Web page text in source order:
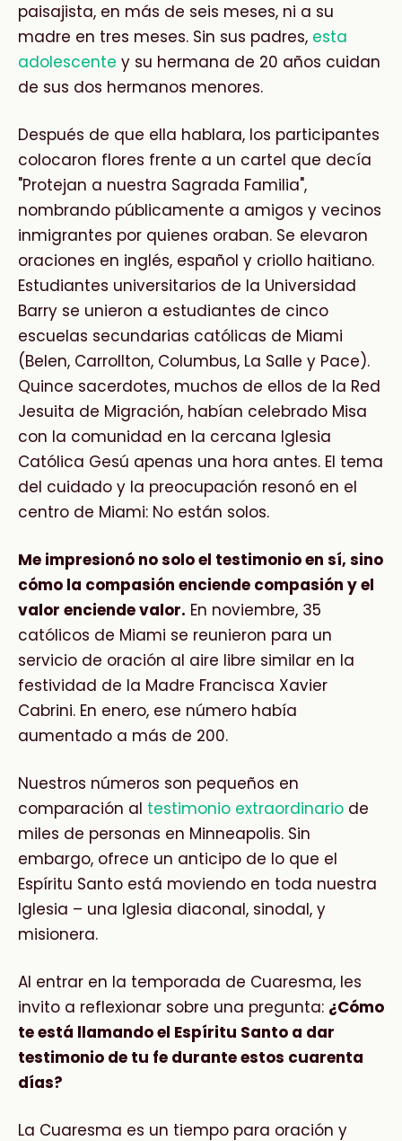
paisajista, en más de seis meses, ni a su
madre en tres meses. Sin sus padres, esta
adolescente y su hermana de 20 años cuidan
de sus dos hermanos menores.
Después de que ella hablara, los participantes
colocaron flores frente a un cartel que decía
"Protejan a nuestra Sagrada Familia",
nombrando públicamente a amigos y vecinos
inmigrantes por quienes oraban. Se elevaron
oraciones en inglés, español y criollo haitiano.
Estudiantes universitarios de la Universidad
Barry se unieron a estudiantes de cinco
escuelas secundarias católicas de Miami
(Belen, Carrollton, Columbus, La Salle y Pace).
Quince sacerdotes, muchos de ellos de la Red
Jesuita de Migración, habían celebrado Misa
con la comunidad en la cercana Iglesia
Católica Gesú apenas una hora antes. El tema
del cuidado y la preocupación resonó en el
centro de Miami: No están solos.
Me impresionó no solo el testimonio en sí, sino
cómo la compasión enciende compasión y el
valor enciende valor. En noviembre, 35
católicos de Miami se reunieron para un
servicio de oración al aire libre similar en la
festividad de la Madre Francisca Xavier
Cabrini. En enero, ese número había
aumentado a más de 200.
Nuestros números son pequeños en
comparación al testimonio extraordinario de
miles de personas en Minneapolis. Sin
embargo, ofrece un anticipo de lo que el
Espíritu Santo está moviendo en toda nuestra
Iglesia – una Iglesia diaconal, sinodal, y
misionera.
Al entrar en la temporada de Cuaresma, les
invito a reflexionar sobre una pregunta: ¿Cómo
te está llamando el Espíritu Santo a dar
testimonio de tu fe durante estos cuarenta
días?
La Cuaresma es un tiempo para oración y